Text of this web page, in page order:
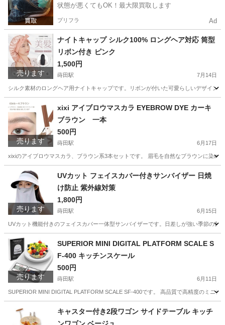
状態が悪くてもOK！最大限買取します
プリフラ Ad
売ります
ナイトキャップ シルク100% ロングヘア対応 筒型
リボン付き ピンク
1,500円
蒔田駅 7月14日
シルク素材のロングヘア用ナイトキャップです。リボンが付いた可愛らしいデザイン
神奈川 横浜市 蒔田駅 その他
売ります
xixi アイブロウマスカラ EYEBROW DYE カーキ
ブラウン 一本
500円
蒔田駅 6月17日
xixiのアイブロウマスカラ、ブラウン系3本セットです。 眉毛を自然なブラウンに染
神奈川 蒔田駅 メイクアップ カーキ
売ります
UVカット フェイスカバー付きサンバイザー 日焼
け防止 紫外線対策
1,800円
蒔田駅 6月15日
UVカット機能付きのフェイスカバー一体型サンバイザーです。日差しが強い季節の
神奈川
売ります
SUPERIOR MINI DIGITAL PLATFORM SCALE S
F-400 キッチンスケール
500円
蒔田駅 6月11日
SUPERIOR MINI DIGITAL PLATFORM SCALE SF-400です。 高品質で高精度のミニ
神奈川 蒔田駅 キッチン家電
キャスター付き2段ワゴン サイドテーブル キッチ